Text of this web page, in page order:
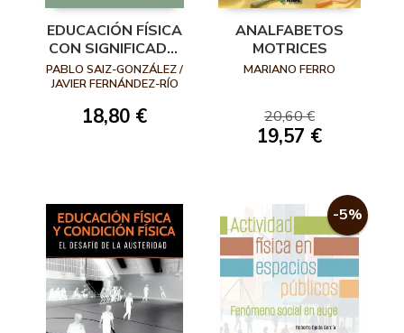
EDUCACIÓN FÍSICA
CON SIGNIFICADO.
UN NUEVO
HORIZONTE
PABLO SAIZ-GONZÁLEZ /
JAVIER FERNÁNDEZ-RÍO
18,80 €
ANALFABETOS
MOTRICES
MARIANO FERRO
20,60 €
19,57 €
-5%